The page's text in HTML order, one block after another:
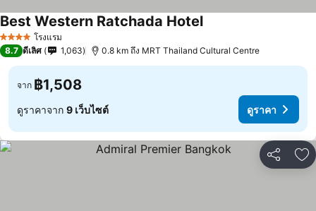
4 ดาว โรงแรม
Best Western Ratchada Hotel
8.7 ดีเลิศ 1,063 0.8 km ถึง MRT Thailand Cultural Centre
จาก ฿1,508
ดูราคาจาก 9 เว็บไซต์ ดูราคา
แชร์ เ